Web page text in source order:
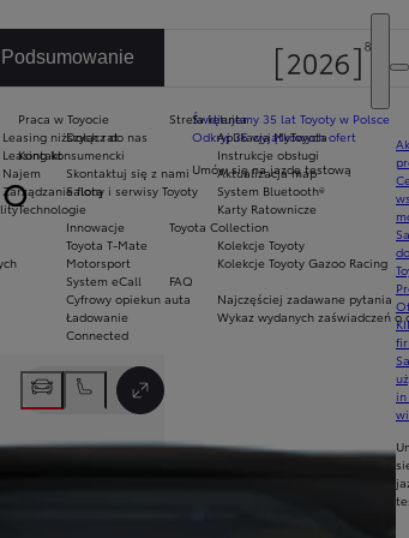
Świętujemy 35 lat Toyoty w Polsce
Odkryj 35 wyjątkowych ofert
Umów się na jazdę testową
Praca w Toyocie
Dołącz do nas
Kontakt
Skontaktuj się z nami
Salony i serwisy Toyoty
Technologie
Innowacje
Toyota T-Mate
Motorsport
System eCall
Cyfrowy opiekun auta
Ładowanie
Connected
Leasing niższych rat
konsumencki
Zarządzanie flotą
Strefa klienta
Aplikacja MyToyota
Instrukcje obsługi
Aktualizacja map
System Bluetooth®
Karty Ratownicze
Toyota Collection
Kolekcje Toyoty
Kolekcje Toyoty Gazoo Racing
FAQ
Najczęściej zadawane pytania
Wykaz wydanych zaświadczeń
Podsumowanie
Przełącz tryb pełnoekranowy